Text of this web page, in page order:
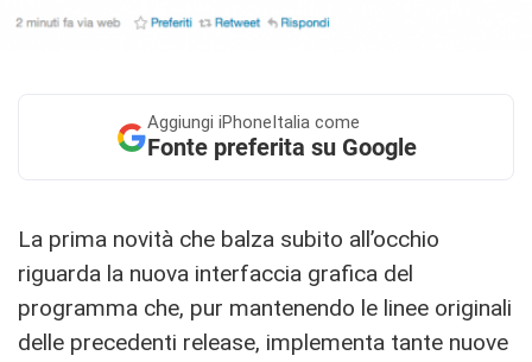
Aggiungi iPhoneItalia come
Fonte preferita su Google
La prima novità che balza subito all’occhio
riguarda la nuova interfaccia grafica del
programma che, pur mantenendo le linee originali
delle precedenti release, implementa tante nuove